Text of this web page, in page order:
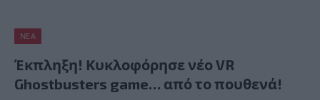
ΝΈΑ
Έκπληξη! Κυκλοφόρησε νέο VR
Ghostbusters game… από το πουθενά!